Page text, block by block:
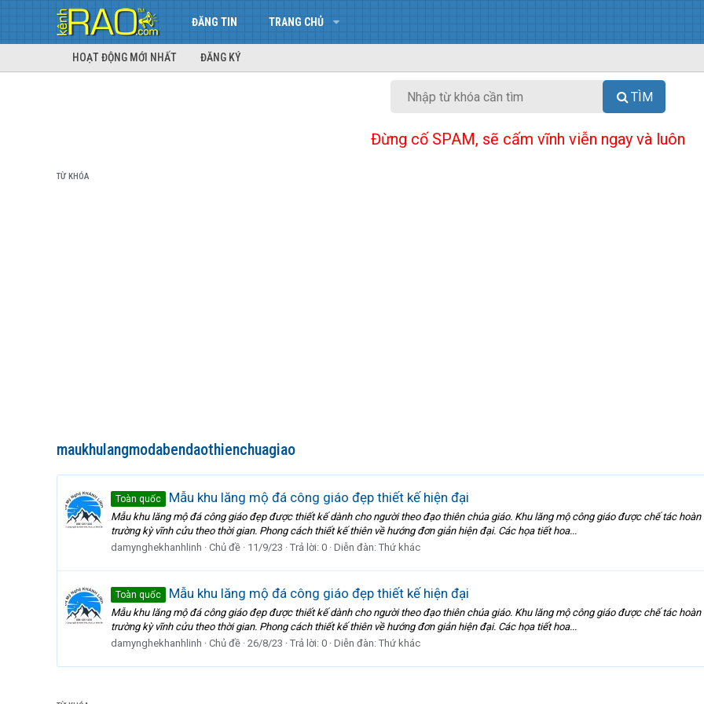
ĐĂNG TIN TRANG CHỦ
HOẠT ĐỘNG MỚI NHẤT ĐĂNG KÝ
TÌM
Đừng cố SPAM, sẽ cấm vĩnh viễn ngay và luôn
TỪ KHÓA
maukhulangmodabendaothienchuagiao
Toàn quốc Mẫu khu lăng mộ đá công giáo đẹp thiết kế hiện đại
Mẫu khu lăng mộ đá công giáo đẹp được thiết kế dành cho người theo đạo thiên chúa giáo. Khu lăng mộ công giáo được chế tác
trường kỳ vĩnh cửu theo thời gian. Phong cách thiết kế thiên về hướng đơn giản hiện đại. Các họa tiết hoa...
damynghekhanhlinh
Chủ đề 11/9/23 Trả lời: 0 Diễn đàn: Thứ khác
Toàn quốc Mẫu khu lăng mộ đá công giáo đẹp thiết kế hiện đại
Mẫu khu lăng mộ đá công giáo đẹp được thiết kế dành cho người theo đạo thiên chúa giáo. Khu lăng mộ công giáo được chế tác
trường kỳ vĩnh cửu theo thời gian. Phong cách thiết kế thiên về hướng đơn giản hiện đại. Các họa tiết hoa...
damynghekhanhlinh
Chủ đề 26/8/23 Trả lời: 0 Diễn đàn: Thứ khác